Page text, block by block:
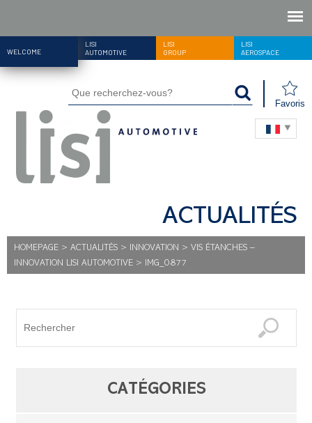
WELCOME
LISI
AUTOMOTIVE
LISI
GROUP
LISI
AEROSPACE
Favoris
ACTUALITÉS
HOMEPAGE > ACTUALITÉS > INNOVATION > VIS ÉTANCHES –
INNOVATION LISI AUTOMOTIVE > IMG_0877
CATÉGORIES